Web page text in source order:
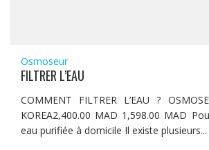
Osmoseur
FILTRER L’EAU
COMMENT FILTRER L’EAU ?
KOREA2,400.00 MAD 1,598.00 MAD
eau purifiée à domicile Il existe plusieurs...